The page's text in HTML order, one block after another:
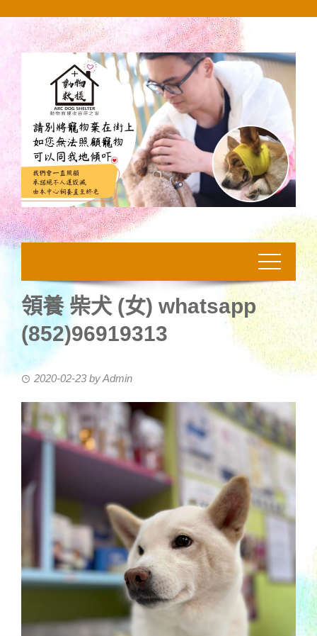
領養 柴犬 (女) whatsapp
(852)96919313
2020-02-23 byAdmin